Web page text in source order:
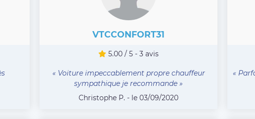
VTCCONFORT31
5.00 / 5 - 3 avis
« Voiture impeccablement propre chauffeur
sympathique je recommande »
Christophe P. - le 03/09/2020
«